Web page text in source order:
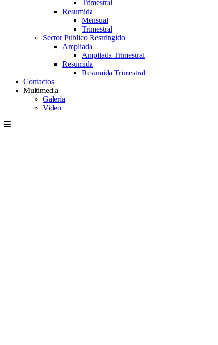
Trimestral
Resumida
Mensual
Trimestral
Sector Público Restringido
Ampliada
Ampliada Trimestral
Resumida
Resumida Trimestral
Contactos
Multimedia
Galería
Video